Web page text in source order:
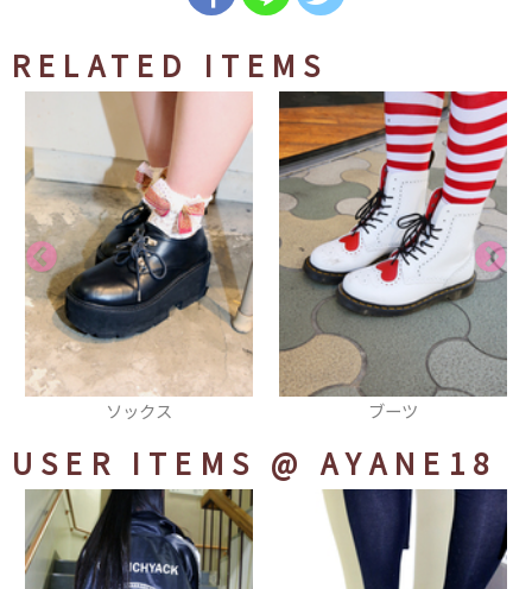
RELATED ITEMS
ソックス ブーツ
USER ITEMS @ AYANE18